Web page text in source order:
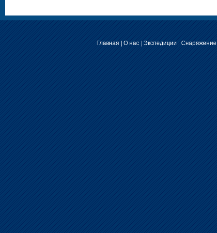
Главная | О нас| Экспедиции | Снаряжение